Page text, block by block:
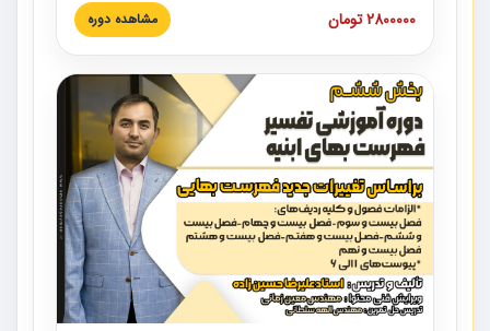
نکات کلیدی مربوط به اسناد و مدارک پیمان، اولویت بندی اسناد
پیمان به همراه تجربیات عملی در این خصوص ارائه شده است.
2800000 تومان مشاهده دوره